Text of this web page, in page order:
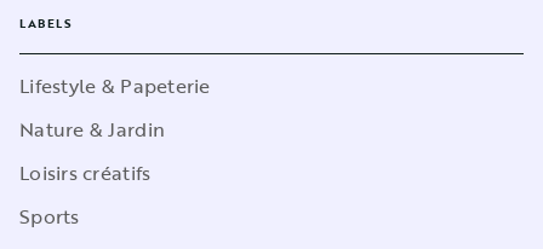
LABELS
Lifestyle & Papeterie
Nature & Jardin
Loisirs créatifs
Sports